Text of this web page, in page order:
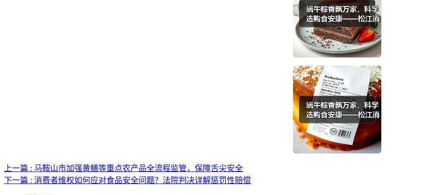
上一篇 : 马鞍山市加强黄鳝等重点农产品全流程监管，保障舌尖安全
下一篇 : 消费者维权如何应对食品安全问题？法院判决详解惩罚性赔偿